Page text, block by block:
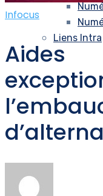
Liens Intra
Infocus
Aides